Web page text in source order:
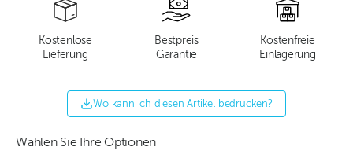
Kostenlose
Lieferung
Bestpreis
Garantie
Kostenfreie
Einlagerung
Wo kann ich diesen Artikel bedrucken?
Wählen Sie Ihre Optionen